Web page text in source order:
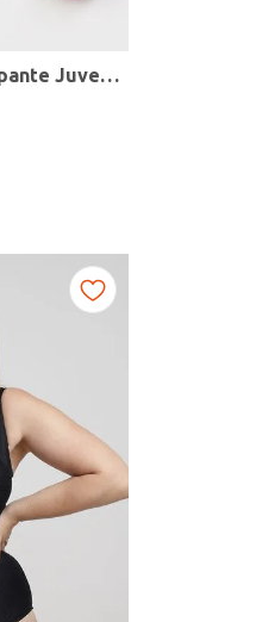
Meia Chenille Antiderrapante Juvenil Para Menina BRANCO